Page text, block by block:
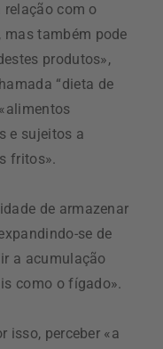
relação com o
mas também pode
produtos»,
“dieta de
e sujeitos a
fritos».
de armazenar
se de
a acumulação
como o fígado».
isso, perceber «a